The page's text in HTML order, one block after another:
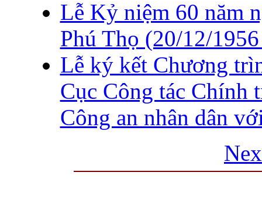
Lễ Kỷ niệm 60 năm
Phú Thọ (20/12/
Lễ ký kết Chương
Cục Công tác
Công an nhân dân